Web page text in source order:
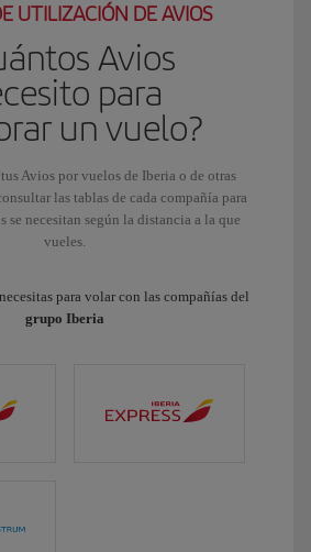
UTILIZACIÓN DE AVIOS
Avios
para
un vuelo?
Avios por vuelos de Iberia o de otras
las tablas de cada compañía para
se necesitan según la distancia a la que
vueles.
para volar con las compañías del
grupo Iberia